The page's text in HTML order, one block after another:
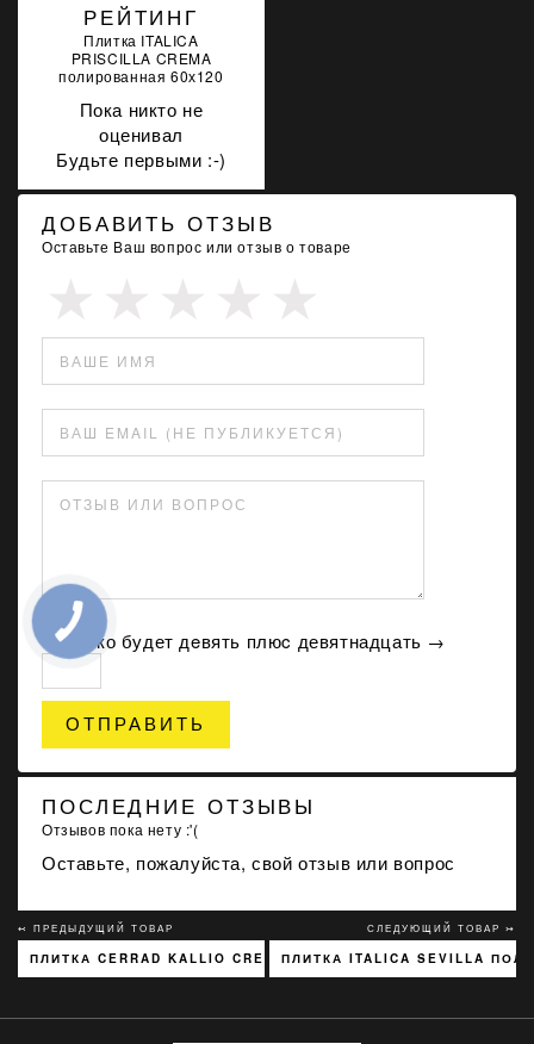
РЕЙТИНГ
Плитка ITALICA
PRISCILLA CREMA
полированная 60х120
Пока никто не
оценивал
Будьте первыми :-)
ДОБАВИТЬ ОТЗЫВ
Оставьте Ваш вопрос или отзыв о товаре
ВАШЕ ИМЯ
ВАШ EMAIL (НЕ ПУБЛИКУЕТСЯ)
ОТЗЫВ ИЛИ ВОПРОС
Сколько будет дeвять плюc девятнадцать →
ОТПРАВИТЬ
ПОСЛЕДНИЕ ОТЗЫВЫ
Отзывов пока нету :'(
Оставьте, пожалуйста, свой отзыв или вопрос
↢ ПРЕДЫДУЩИЙ ТОВАР
ПЛИТКА CERRAD KALLIO CREAM 3768 15X45
СЛЕДУЮЩИЙ ТОВАР ↣
ПЛИТКА ITALICA SEVILLA